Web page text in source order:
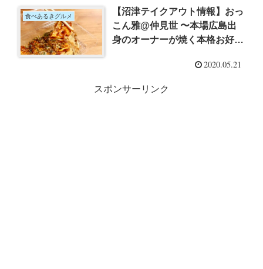
食べあるきグルメ
【沼津テイクアウト情報】おっ
こん雅@仲見世 〜本場広島出
身のオーナーが焼く本格お好み
2020.05.21
スポンサーリンク